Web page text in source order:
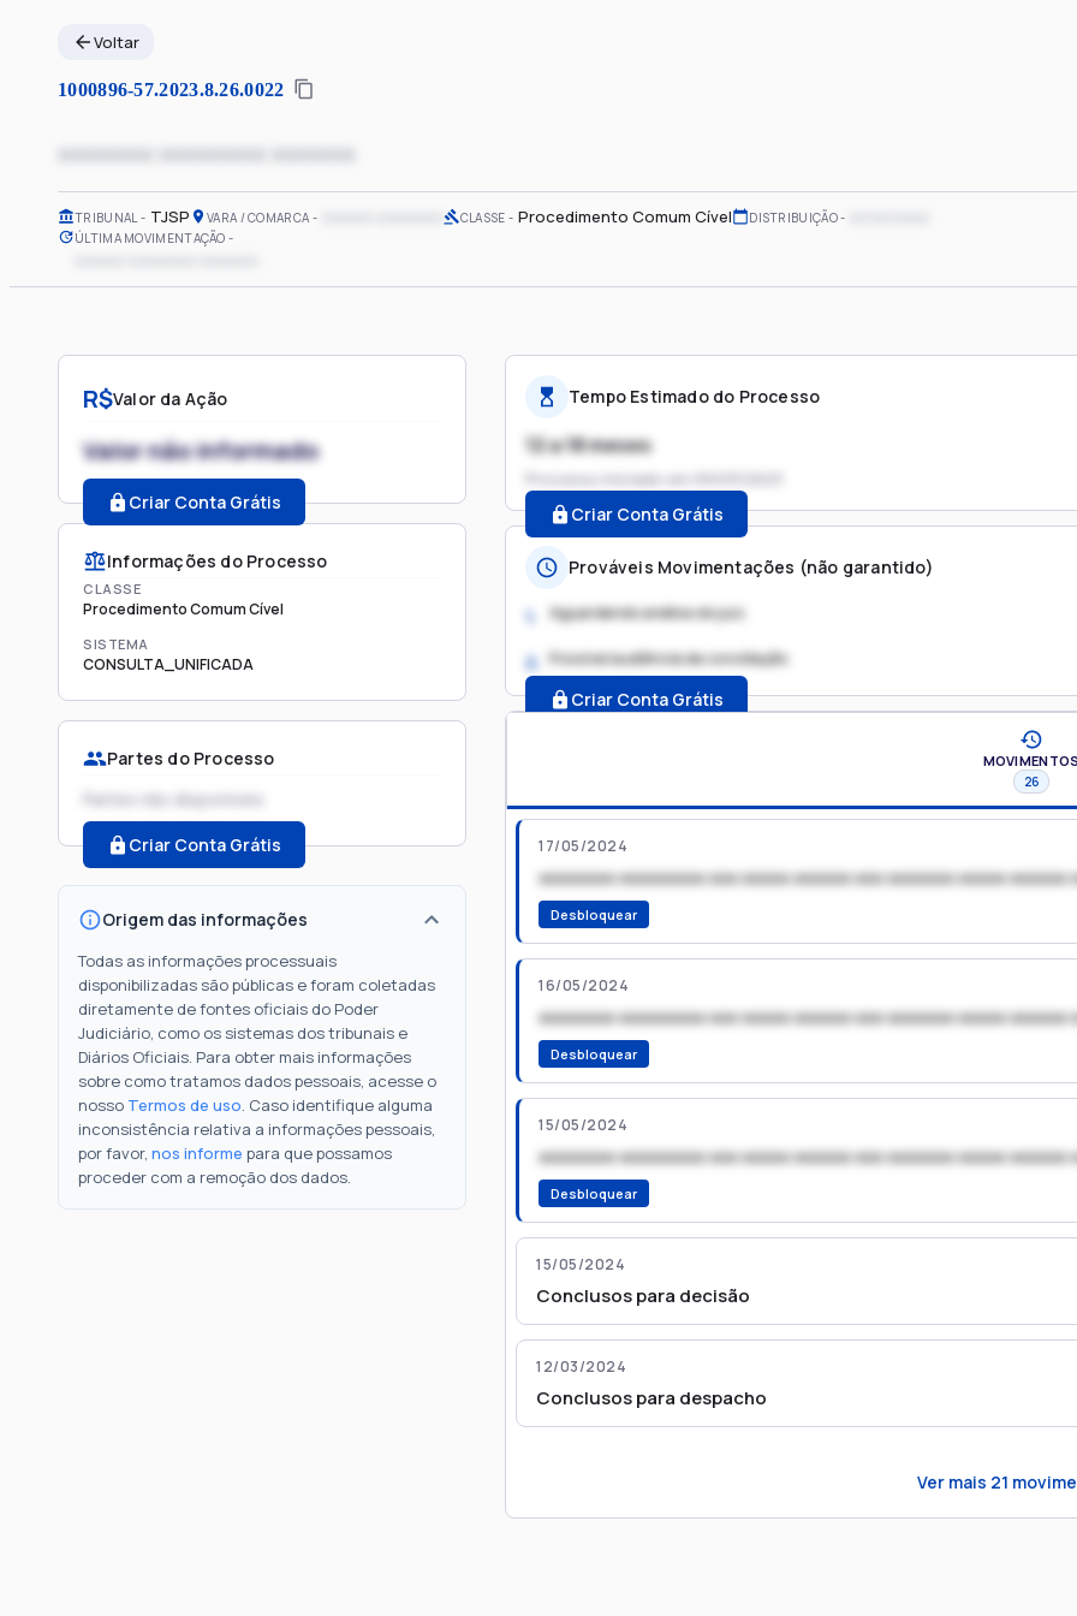
Voltar
1000896-57.2023.8.26.0022
xxxxxxxx xxxxxxxxx xxxxxxx
TRIBUNAL TJSP VARA / COMARCA CLASSE Procedimento Comum Cível DISTRIBUIÇÃO
ÚLTIMA MOVIMENTAÇÃO
R$Valor da Ação
Valor não informado
Criar Conta Grátis
Informações do Processo
CLASSE
Procedimento Comum Cível
SISTEMA
CONSULTA_UNIFICADA
Partes do Processo
Partes não disponíveis
Criar Conta Grátis
Origem das informações
Todas as informações processuais
disponibilizadas são públicas e foram coletadas
diretamente de fontes oficiais do Poder
Judiciário, como os sistemas dos tribunais e
Diários Oficiais. Para obter mais informações
sobre como tratamos dados pessoais, acesse o
nosso Termos de uso. Caso identifique alguma
inconsistência relativa a informações pessoais,
por favor, nos informe para que possamos
proceder com a remoção dos dados.
Tempo Estimado do Processo
12 a 18 meses
Processo iniciado em
Criar Conta Grátis
Prováveis Movimentações (não garantido)
1. Aguardando análise do juiz
2. Possível audiência de conciliação
Criar Conta Grátis
MOVIMENTOS
26
17/05/2024
xxxxxxxx xxxxxxxxx xxx xxxxx xxxxxx xxx xxxxxxx xxxxx xxxxxx
Desbloquear
16/05/2024
xxxxxxxx xxxxxxxxx xxx xxxxx xxxxxx xxx xxxxxxx xxxxx xxxxxx
Desbloquear
15/05/2024
xxxxxxxx xxxxxxxxx xxx xxxxx xxxxxx xxx xxxxxxx xxxxx xxxxxx
Desbloquear
15/05/2024
Conclusos para decisão
12/03/2024
Conclusos para despacho
Ver mais 21